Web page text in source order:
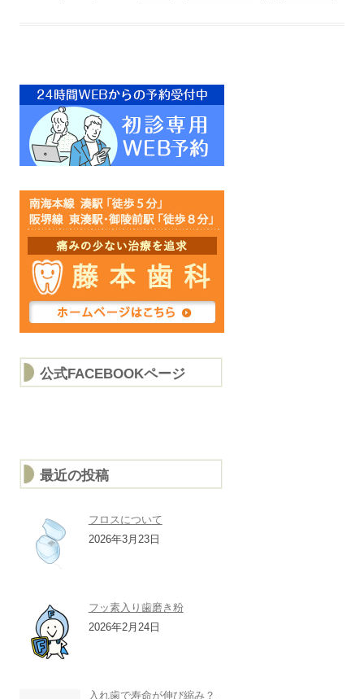
公式FACEBOOKページ
最近の投稿
フロスについて
2026年3月23日
フッ素入り歯磨き粉
2026年2月24日
入れ歯で寿命が伸び縮み？